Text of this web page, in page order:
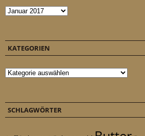
Archiv
KATEGORIEN
Kategorien
SCHLAGWÖRTER